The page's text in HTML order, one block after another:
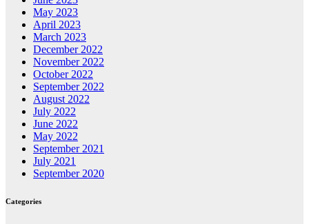
May 2023
April 2023
March 2023
December 2022
November 2022
October 2022
September 2022
August 2022
July 2022
June 2022
May 2022
September 2021
July 2021
September 2020
Categories